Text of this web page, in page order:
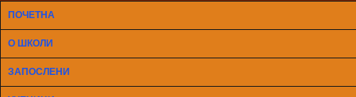
ПОЧЕТНА
О ШКОЛИ
ЗАПОСЛЕНИ